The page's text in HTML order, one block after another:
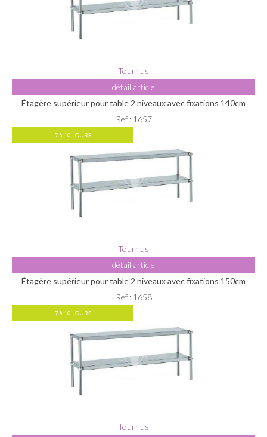
Tournus
détail article
Étagère supérieur pour table 2 niveaux avec fixations 140cm
Ref : 1657
7 à 10 JOURS
Tournus
détail article
Étagère supérieur pour table 2 niveaux avec fixations 150cm
Ref : 1658
7 à 10 JOURS
Tournus